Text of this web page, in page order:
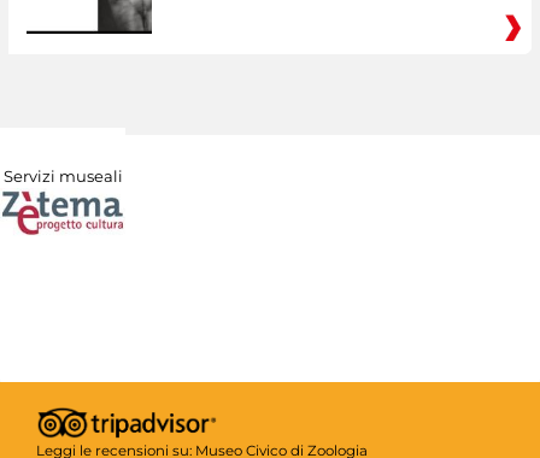
Servizi museali
Leggi le recensioni su: Museo Civico di Zoologia